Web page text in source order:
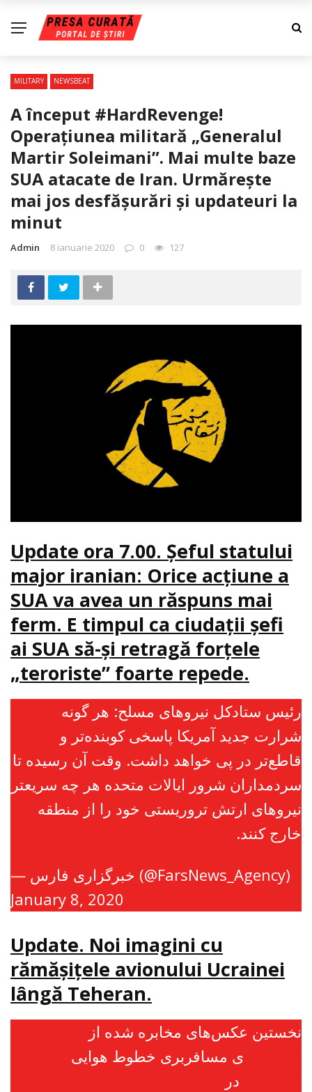
MILITARY NEWSBEAT
A început #HardRevenge!
Operaţiunea militară „Generalul
Martir Soleimani”. Mai multe baze
SUA atacate de Iran. Urmăreşte
mai jos desfăşurări şi updateuri la
minut
Admin 8 ianuarie 2020 0 127
Update ora 7.00. Şeful statului
major iranian: Orice acţiune a
SUA va avea un răspuns mai
ferm. E timpul ca ciudaţii şefi
ai SUA să-şi retragă forţele
„teroriste” foarte repede.
رئیس ستادکل نیروهای مسلح: هر گونه
شرارت جدید آمریکا پاسخی کوبنده‌تر و
قاطع‌تر در پی خواهد داشت. وقت آن رسیده تا
سردمداران شرور ایالات متحده هر چه سریعتر
نیروهای ارتش تروریستی خود را از منطقه
خارج کنند.
— خبرگزاری فارس (@FarsNews_Agency)
January 8, 2020
Update. Noi imagini cu
rămăşiţele avionului Ucrainei
lângă Teheran.
نخستین عکس‌های مخابره شده از
ی مسافربری خطوط هوایی
در